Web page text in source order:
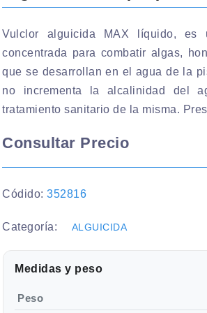
Vulclor alguicida MAX líquido, es
concentrada para combatir algas,
que se desarrollan en el agua de la
no incrementa la alcalinidad del
tratamiento sanitario de la misma.
Consultar Precio
Códido: 352816
Categoría: ALGUICIDA
Medidas y peso
Peso